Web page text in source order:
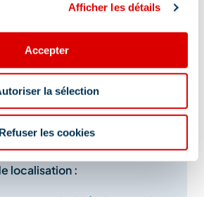
Afficher les détails
Accepter
la sélection
Refuser les cookies
Méribel
localisation :